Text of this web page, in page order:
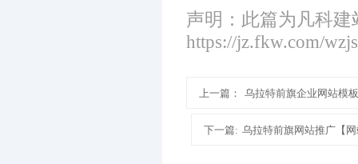
声明：此篇为凡科
https://jz.fkw.com/
上一篇： 乌拉特前旗企业网站模
下一篇: 乌拉特前旗网站推广【